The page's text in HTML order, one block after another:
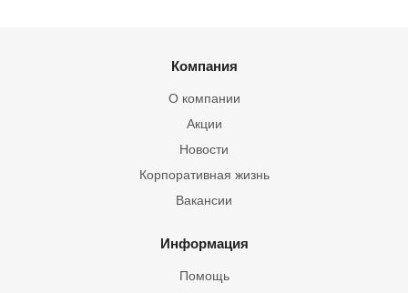
Компания
О компании
Акции
Новости
Корпоративная жизнь
Вакансии
Информация
Помощь